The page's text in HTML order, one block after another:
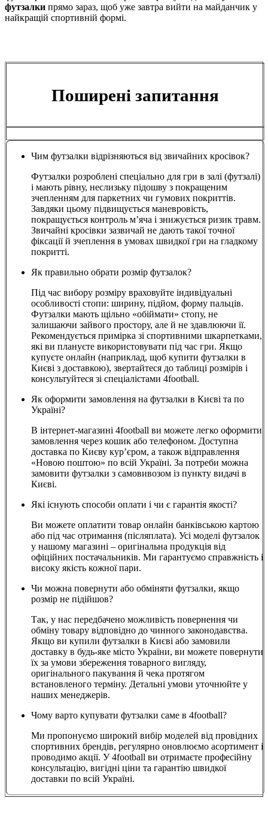
футзалки прямо зараз, щоб уже завтра вийти на майданчик у
найкращій спортивній формі.
Поширені запитання
Чим футзалки відрізняються від звичайних кросівок?
Футзалки розроблені спеціально для гри в залі (футзалі)
і мають рівну, неслизьку підошву з покращеним
зчепленням для паркетних чи гумових покриттів.
Завдяки цьому підвищується маневровість,
покращується контроль м’яча і знижується ризик травм.
Звичайні кросівки зазвичай не дають такої точної
фіксації й зчеплення в умовах швидкої гри на гладкому
покритті.
Як правильно обрати розмір футзалок?
Під час вибору розміру враховуйте індивідуальні
особливості стопи: ширину, підйом, форму пальців.
Футзалки мають щільно «обіймати» стопу, не
залишаючи зайвого простору, але й не здавлюючи її.
Рекомендується примірка зі спортивними шкарпетками,
які ви плануєте використовувати під час гри. Якщо
купуєте онлайн (наприклад, щоб купити футзалки в
Києві з доставкою), звертайтеся до таблиці розмірів і
консультуйтеся зі спеціалістами 4football.
Як оформити замовлення на футзалки в Києві та по
Україні?
В інтернет-магазині 4football ви можете легко оформити
замовлення через кошик або телефоном. Доступна
доставка по Києву кур’єром, а також відправлення
«Новою поштою» по всій Україні. За потреби можна
замовити футзалки з самовивозом із пункту видачі в
Києві.
Які існують способи оплати і чи є гарантія якості?
Ви можете оплатити товар онлайн банківською картою
або під час отримання (післяплата). Усі моделі футзалок
у нашому магазині – оригінальна продукція від
офіційних постачальників. Ми гарантуємо справжність і
високу якість кожної пари.
Чи можна повернути або обміняти футзалки, якщо
розмір не підійшов?
Так, у нас передбачено можливість повернення чи
обміну товару відповідно до чинного законодавства.
Якщо ви купили футзалки в Києві або замовили
доставку в будь-яке місто України, ви можете повернути
їх за умови збереження товарного вигляду,
оригінального пакування й чека протягом
встановленого терміну. Детальні умови уточнюйте у
наших менеджерів.
Чому варто купувати футзалки саме в 4football?
Ми пропонуємо широкий вибір моделей від провідних
спортивних брендів, регулярно оновлюємо асортимент і
проводимо акції. У 4football ви отримаєте професійну
консультацію, вигідні ціни та гарантію швидкої
доставки по всій Україні.